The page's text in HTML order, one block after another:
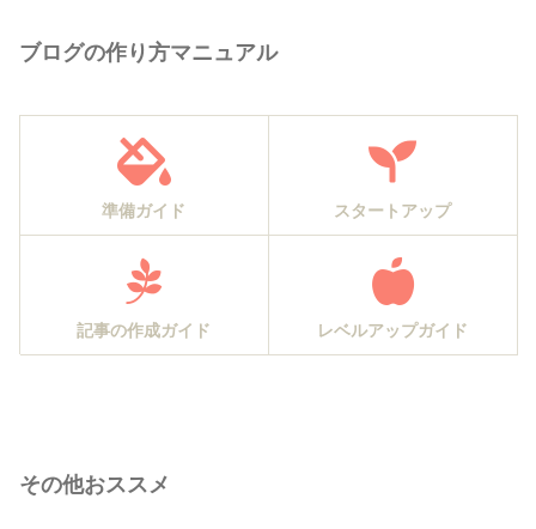
ブログの作り方マニュアル
準備ガイド スタートアップ
記事の作成ガイド レベルアップガイド
その他おススメ